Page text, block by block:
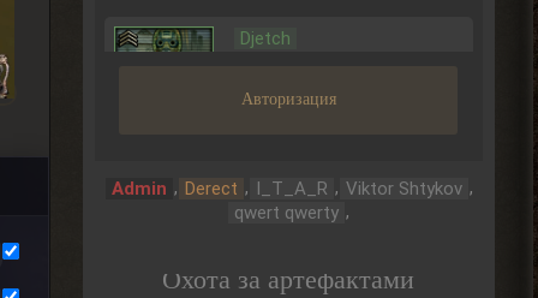
Djetch
-3 часа прогресса, кайффф
А че делать если машину
Авторизация
Admin , Derect , I_T_A_R , Viktor Shtykov ,
qwert qwerty ,
Охота за артефактами